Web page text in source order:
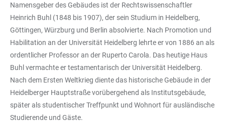
Namensgeber des Gebäudes ist der Rechtswissenschaftler
Heinrich Buhl (1848 bis 1907), der sein Studium in Heidelberg,
Göttingen, Würzburg und Berlin absolvierte. Nach Promotion und
Habilitation an der Universität Heidelberg lehrte er von 1886 an als
ordentlicher Professor an der Ruperto Carola. Das heutige Haus
Buhl vermachte er testamentarisch der Universität Heidelberg.
Nach dem Ersten Weltkrieg diente das historische Gebäude in der
Heidelberger Hauptstraße vorübergehend als Institutsgebäude,
später als studentischer Treffpunkt und Wohnort für ausländische
Studierende und Gäste.